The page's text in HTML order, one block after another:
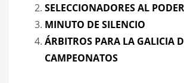
SELECCIONADORES AL PODER
MINUTO DE SILENCIO
ÁRBITROS PARA LA GALICIA
CAMPEONATOS